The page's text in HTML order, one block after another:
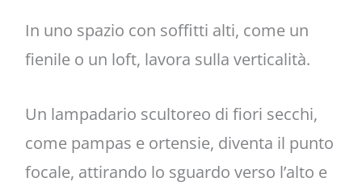
In uno spazio con soffitti alti, come un
fienile o un loft, lavora sulla verticalità.
Un lampadario scultoreo di fiori secchi,
come pampas e ortensie, diventa il punto
focale, attirando lo sguardo verso l’alto e